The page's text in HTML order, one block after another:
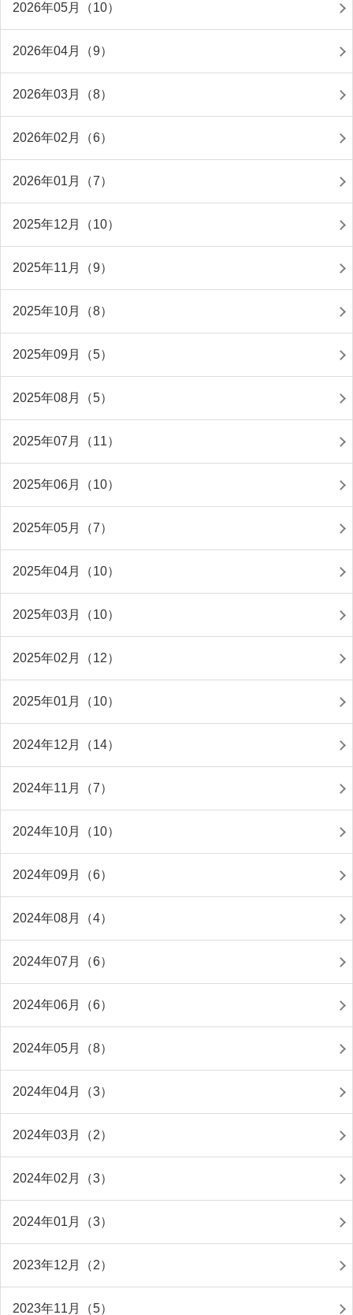
2026年05月（10）
2026年04月（9）
2026年03月（8）
2026年02月（6）
2026年01月（7）
2025年12月（10）
2025年11月（9）
2025年10月（8）
2025年09月（5）
2025年08月（5）
2025年07月（11）
2025年06月（10）
2025年05月（7）
2025年04月（10）
2025年03月（10）
2025年02月（12）
2025年01月（10）
2024年12月（14）
2024年11月（7）
2024年10月（10）
2024年09月（6）
2024年08月（4）
2024年07月（6）
2024年06月（6）
2024年05月（8）
2024年04月（3）
2024年03月（2）
2024年02月（3）
2024年01月（3）
2023年12月（2）
2023年11月（5）